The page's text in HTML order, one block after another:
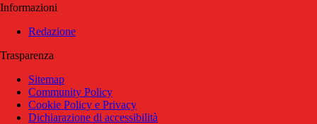
Informazioni
Redazione
Trasparenza
Sitemap
Community Policy
Cookie Policy e Privacy
Dichiarazione di accessibilità